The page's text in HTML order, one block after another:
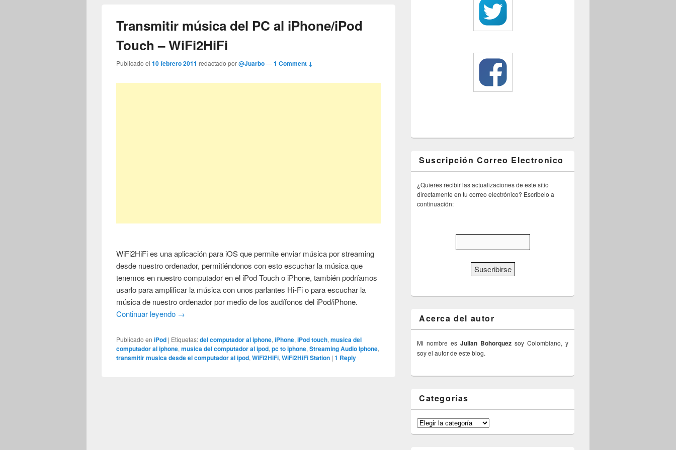
Transmitir música del PC al iPhone/iPod
Touch – WiFi2HiFi
Publicado el10 febrero 2011 redactado por@Juarbo—1 Comment ↓
WiFi2HiFi es una aplicación para iOS que permite enviar música por streaming
desde nuestro ordenador, permitiéndonos con esto escuchar la música que
tenemos en nuestro computador en el iPod Touch o iPhone, también podríamos
usarlo para amplificar la música con unos parlantes Hi-Fi o para escuchar la
música de nuestro ordenador por medio de los audífonos del iPod/iPhone.
Continuar leyendo →
Publicado en iPod | Etiquetas:del computador al iphone,iPhone,iPod touch,musica del
computador al iphone,musica del computador al ipod,pc to iphone,Streaming Audio Iphone,
transmitir musica desde el computador al ipod,WiFi2HiFi,WiFi2HiFi Station |1 Reply
Suscripción Correo Electronico
¿Quieres recibir las actualizaciones de este sitio
directamente en tu correo electrónico? Escribelo a
continuación:
Acerca del autor
Mi nombre es Julian Bohorquez soy Colombiano, y
soy el autor de este blog.
Categorías
Categorías